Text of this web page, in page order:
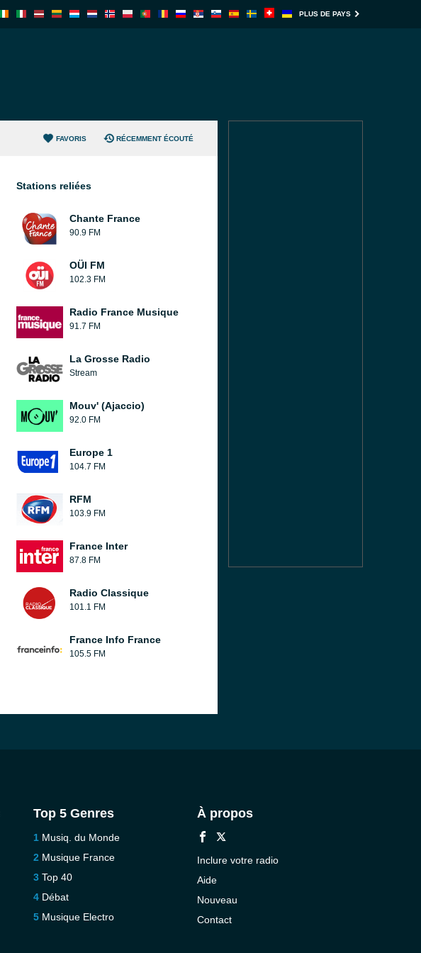
PLUS DE PAYS
FAVORIS RÉCEMMENT ÉCOUTÉ
Stations reliées
Chante France
90.9 FM
OÜI FM
102.3 FM
Radio France Musique
91.7 FM
La Grosse Radio
Stream
Mouv' (Ajaccio)
92.0 FM
Europe 1
104.7 FM
RFM
103.9 FM
France Inter
87.8 FM
Radio Classique
101.1 FM
France Info France
105.5 FM
Top 5 Genres
Musiq. du Monde
Musique France
Top 40
Débat
Musique Electro
À propos
Inclure votre radio
Aide
Nouveau
Contact